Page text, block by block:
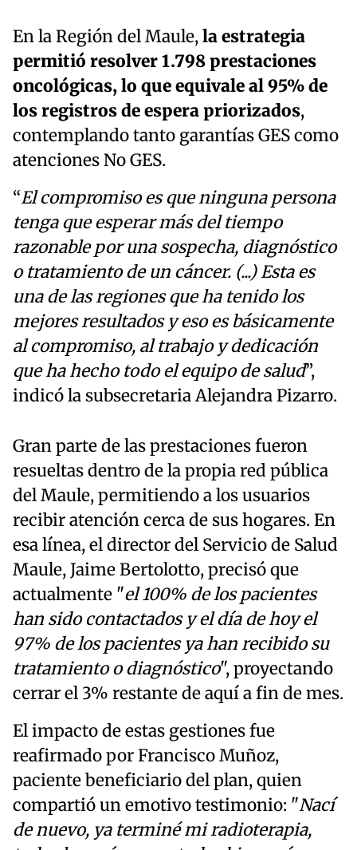
En la Región del Maule,la estrategia
permitió resolver 1.798 prestaciones
oncológicas, lo que equivale al 95% de
los registros de espera priorizados,
contemplando tanto garantías GES como
atenciones No GES.
“El compromiso es que ninguna persona
tenga que esperar más del tiempo
razonable por una sospecha, diagnóstico
o tratamiento de un cáncer. (...) Esta es
una de las regiones que ha tenido los
mejores resultados y eso es básicamente
al compromiso, al trabajo y dedicación
que ha hecho todo el equipo de salud”,
indicó la subsecretaria Alejandra Pizarro.
Gran parte de las prestaciones fueron
resueltas dentro de la propia red pública
del Maule, permitiendo a los usuarios
recibir atención cerca de sus hogares. En
esa línea, el director del Servicio de Salud
Maule, Jaime Bertolotto, precisó que
actualmente "el 100% de los pacientes
han sido contactados y el día de hoy el
97% de los pacientes ya han recibido su
tratamiento o diagnóstico", proyectando
cerrar el 3% restante de aquí a fin de mes.
El impacto de estas gestiones fue
reafirmado por Francisco Muñoz,
paciente beneficiario del plan, quien
compartió un emotivo testimonio: "Nací
de nuevo, ya terminé mi radioterapia,